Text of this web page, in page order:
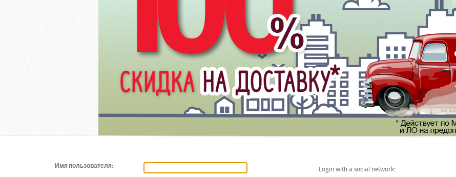
Имя пользователя: Login with a social network: